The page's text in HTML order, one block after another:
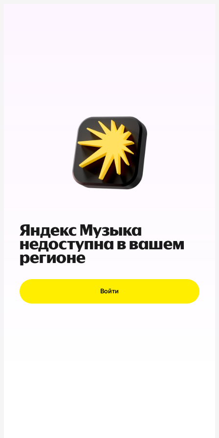
Яндекс Музыка
недоступна в вашем
регионе
Войти